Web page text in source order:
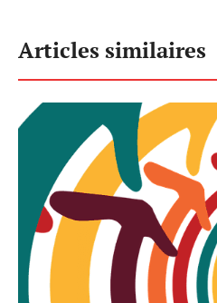
Articles similaires